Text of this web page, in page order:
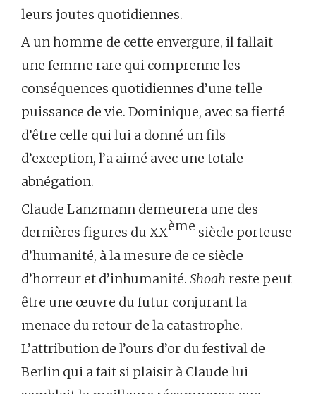
leurs joutes quotidiennes.
A un homme de cette envergure, il fallait
une femme rare qui comprenne les
conséquences quotidiennes d’une telle
puissance de vie. Dominique, avec sa fierté
d’être celle qui lui a donné un fils
d’exception, l’a aimé avec une totale
abnégation.
Claude Lanzmann demeurera une des
dernières figures du XXème siècle porteuse
d’humanité, à la mesure de ce siècle
d’horreur et d’inhumanité. Shoah reste peut
être une œuvre du futur conjurant la
menace du retour de la catastrophe.
L’attribution de l’ours d’or du festival de
Berlin qui a fait si plaisir à Claude lui